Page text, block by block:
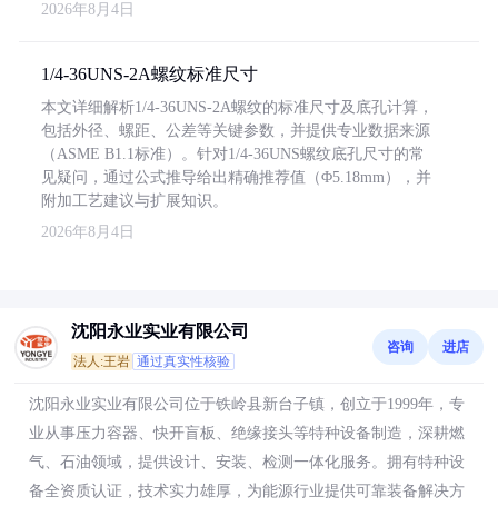
2026年8月4日
1/4-36UNS-2A螺纹标准尺寸
本文详细解析1/4-36UNS-2A螺纹的标准尺寸及底孔计算，
包括外径、螺距、公差等关键参数，并提供专业数据来源
（ASME B1.1标准）。针对1/4-36UNS螺纹底孔尺寸的常
见疑问，通过公式推导给出精确推荐值（Φ5.18mm），并
附加工艺建议与扩展知识。
2026年8月4日
沈阳永业实业有限公司
法人:王岩 通过真实性核验
咨询 进店
沈阳永业实业有限公司位于铁岭县新台子镇，创立于1999年，专
业从事压力容器、快开盲板、绝缘接头等特种设备制造，深耕燃
气、石油领域，提供设计、安装、检测一体化服务。拥有特种设
备全资质认证，技术实力雄厚，为能源行业提供可靠装备解决方